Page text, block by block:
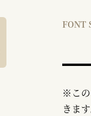
FONT
※この
きま